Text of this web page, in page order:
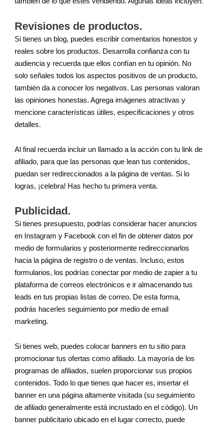
Revisiones de productos.
Si tienes un blog, puedes escribir comentarios honestos y
reales sobre los productos. Desarrolla confianza con tu
audiencia y recuerda que ellos confían en tu opinión. No
solo señales todos los aspectos positivos de un producto,
también da a conocer los negativos. Las personas valoran
las opiniones honestas. Agrega imágenes atractivas y
mencione características útiles, especificaciones y otros
detalles.
Al final recuerda incluir un llamado a la acción con tu link de
afiliado, para que las personas que lean tus contenidos,
puedan ser redireccionados a la página de ventas. Si lo
logras, ¡celebra! Has hecho tu primera venta.
Publicidad.
Si tienes presupuesto, podrías considerar hacer anuncios
en Instagram y Facebook con el fin de obtener datos por
medio de formularios y posteriormente redireccionarlos
hacia la página de registro o de ventas. Incluso, estos
formularios, los podrías conectar por medio de zapier a tu
plataforma de correos electrónicos e ir almacenando tus
leads en tus propias listas de correo. De esta forma,
podrás hacerles seguimiento por medio de email
marketing.
Si tienes web, puedes colocar banners en tu sitio para
promocionar tus ofertas como afiliado. La mayoría de los
programas de afiliados, suelen proporcionar sus propios
contenidos. Todo lo que tienes que hacer es, insertar el
banner en una página altamente visitada (su seguimiento
de afiliado generalmente está incrustado en el código). Un
banner publicitario ubicado en el lugar correcto, puede